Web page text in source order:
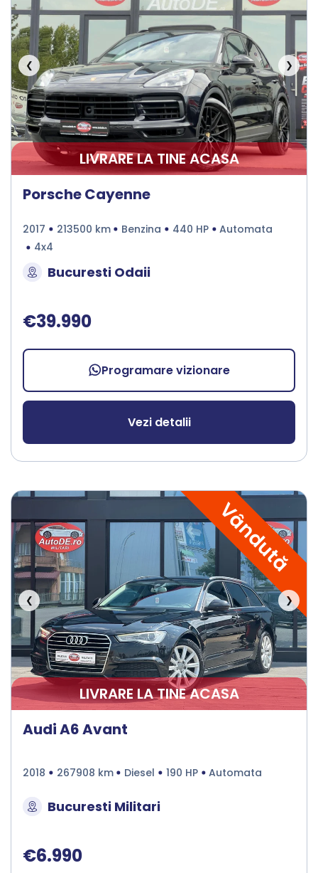
❮ ❯
LIVRARE LA TINE ACASA
Porsche Cayenne
2017 213500 km Benzina 440 HP
Automata
4x4
Bucuresti Odaii
€39.990
Programare vizionare
Vezi detalii
Vândută
❮ ❯
LIVRARE LA TINE ACASA
Audi A6 Avant
2018 267908 km Diesel 190 HP Automata
Bucuresti Militari
€6.990